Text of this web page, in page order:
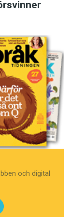
och digital